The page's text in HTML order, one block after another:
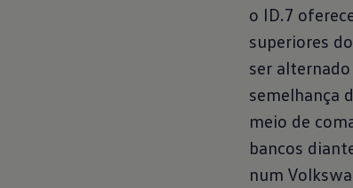
o ID.7
superiores
ser
semelhança
meio de
bancos
num